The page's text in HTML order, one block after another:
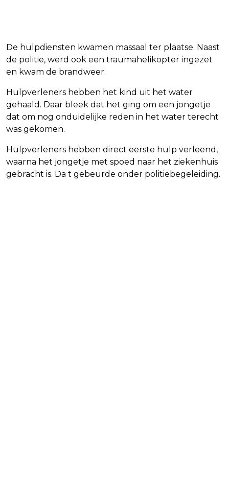
De hulpdiensten kwamen massaal ter plaatse. Naast
de politie, werd ook een traumahelikopter ingezet
en kwam de brandweer.
Hulpverleners hebben het kind uit het water
gehaald. Daar bleek dat het ging om een jongetje
dat om nog onduidelijke reden in het water terecht
was gekomen.
Hulpverleners hebben direct eerste hulp verleend,
waarna het jongetje met spoed naar het ziekenhuis
gebracht is. Da t gebeurde onder politiebegeleiding.